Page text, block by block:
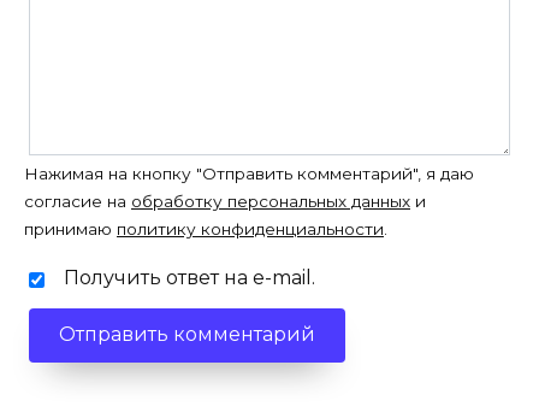
Нажимая на кнопку "Отправить комментарий", я даю
согласие на обработку персональных данных и
принимаю политику конфиденциальности
Получить ответ на e-mail.